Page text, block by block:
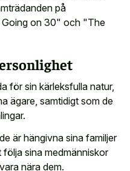
på
Going on 30" och "The
för sin kärleksfulla natur,
ägare, samtidigt som de
är hängivna sina familjer
sina medmänniskor
nära dem.